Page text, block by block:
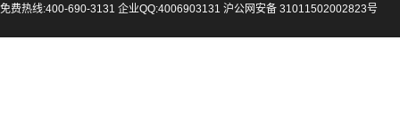
免费热线:400-690-3131 企业QQ:4006903131 沪公网安备 31011502002823号